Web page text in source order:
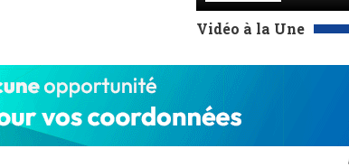
Vidéo à la Une